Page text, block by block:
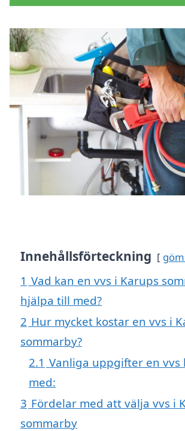
Innehållsförteckning
1 Vad kan en vvs i Karups
hjälpa till med?
2 Hur mycket kostar en vvs i
sommarby?
2.1 Vanliga uppgifter en vvs
med:
3 Fördelar med att välja vvs i
sommarby